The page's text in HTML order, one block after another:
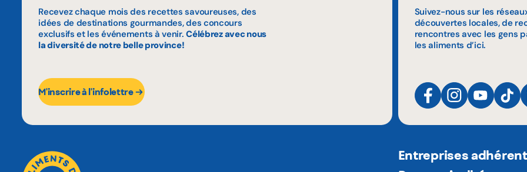
Recevez chaque mois des recettes savoureuses, des
idées de destinations gourmandes, des concours
exclusifs et les événements à venir.Célébrez avec nous
la diversité de notre belle province!
M'inscrire à l'infolettre
Suivez-nous sur les
découvertes locales, de
rencontres avec les gens
les aliments d’ici.
Entreprises